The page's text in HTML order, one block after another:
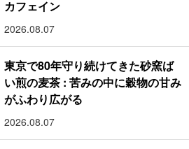
カフェイン
2026.08.07
東京で80年守り続けてきた砂窯ば
い煎の麦茶 : 苦みの中に穀物の甘み
がふわり広がる
2026.08.07